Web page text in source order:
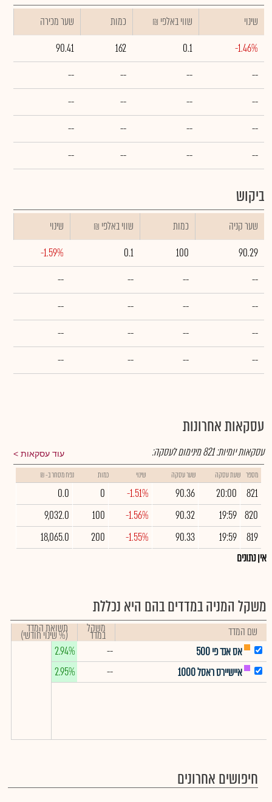
שינוי ₪ שווי באלפי כמות
שער מכירה
-1.46%
0.1
162
90.41
--
--
--
--
--
--
--
--
--
--
--
--
--
--
--
--
ביקוש
שער קניה כמות ₪ שווי באלפי
שינוי
90.29
100
0.1
-1.59%
--
--
--
--
--
--
--
--
--
--
--
--
--
--
--
--
עסקאות אחרונות
עוד עסקאות עסקאות יומיות:821מינימום לעסקה:
מספר שעת עסקה שער עסקה שינוי כמות נפח מסחר ב- ₪
821
20:00
90.36
-1.51%
0
0.0
820
19:59
90.32
-1.56%
100
9,032.0
819
19:59
90.33
-1.55%
200
18,065.0
אין נתונים
משקל המניה במדדים בהם היא נכללת
שם המדד משקל
במדד תשואת המדד
(% שינוי חודשי)
אס אנד פי 500
--
2.94%
איישיירס ראסל 1000
--
2.95%
חיפושים אחרונים